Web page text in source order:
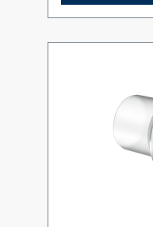
mehreren